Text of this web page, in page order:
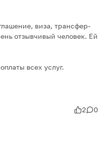
виза, трансфер-
отзывчивый человек. Ей
всех услуг.
2 0